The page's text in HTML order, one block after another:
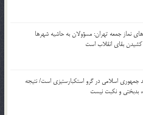
نماز جمعه تهران: مسؤولان به حاشیه شهرها
جمهوری اسلامی در گرو استکبارستیزی است/ نتیجه
بدبختی و نکبت نیست